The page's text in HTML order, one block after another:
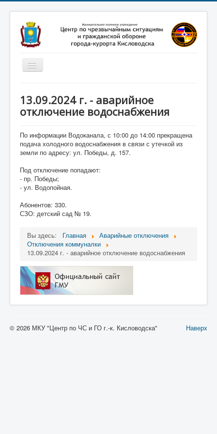
Включить/
выключить
Новости
Обучение населения
Профилактика терроризма
Фотоматериалы
О нас
13.09.2024 г. - аварийное
отключение водоснабжения
По информации Водоканала, с 10:00 до 14:00 прекращена
подача холодного водоснабжения в связи с утечкой из
земли по адресу: ул. Победы, д. 157.
Под отключение попадают:
- пр. Победы;
- ул. Водопойная.
Абонентов: 330.
СЗО: детский сад № 19.
Вы здесь: Главная
Аварийные отключения
Отключения коммуналки
13.09.2024 г. - аварийное отключение водоснабжения
Наверх
© 2026 МКУ "Центр по ЧС и ГО г.-к. Кисловодска"